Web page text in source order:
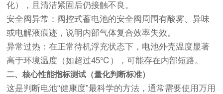
化），且清洁紧固后仍接触不良。
安全阀异常：阀控式蓄电池的安全阀周围有酸雾、异味
或电解液痕迹，说明内部气体复合效率失效。
异常过热：在正常待机浮充状态下，电池外壳温度显著
高于环境温度（如超过45℃），可能存在内部短路。
二、核心性能指标测试（量化判断标准）
这是判断电池“健康度”最科学的方法，通常需要使用万用